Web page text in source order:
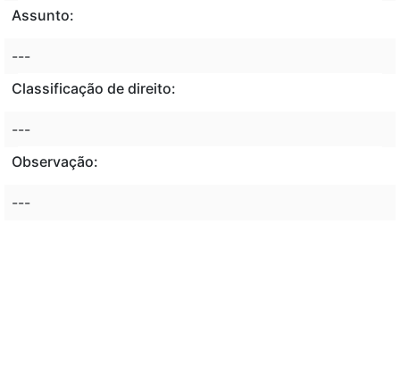
Assunto:
---
Classificação de direito:
---
Observação:
---